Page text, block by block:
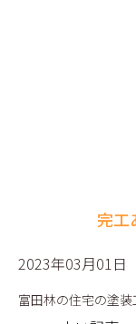
完工
2023年03月01日
富田林の住宅の塗装